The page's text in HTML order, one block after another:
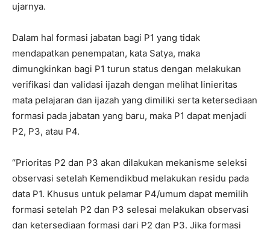
ujarnya.
Dalam hal formasi jabatan bagi P1 yang tidak
mendapatkan penempatan, kata Satya, maka
dimungkinkan bagi P1 turun status dengan melakukan
verifikasi dan validasi ijazah dengan melihat linieritas
mata pelajaran dan ijazah yang dimiliki serta ketersediaan
formasi pada jabatan yang baru, maka P1 dapat menjadi
P2, P3, atau P4.
“Prioritas P2 dan P3 akan dilakukan mekanisme seleksi
observasi setelah Kemendikbud melakukan residu pada
data P1. Khusus untuk pelamar P4/umum dapat memilih
formasi setelah P2 dan P3 selesai melakukan observasi
dan ketersediaan formasi dari P2 dan P3. Jika formasi